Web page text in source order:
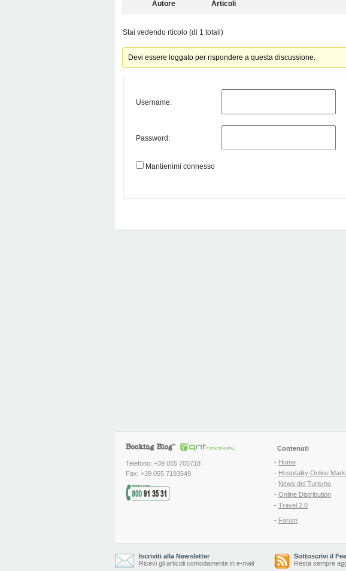
Autore Articoli
Stai vedendo rticolo (di 1 totali)
Devi essere loggato per rispondere a questa discussione.
Username:
Password:
Mantienimi connesso
Telefono: +39 055 705718
Fax: +39 055 7193549
Contenuti
- Home
- Hospitality Online
- News del Turismo
- Online Distribution
- Travel 2.0
- Forum
Iscriviti alla Newsletter
Ricevi gli articoli comodamente in e-mail
Sottoscrivi il
Resta sempre